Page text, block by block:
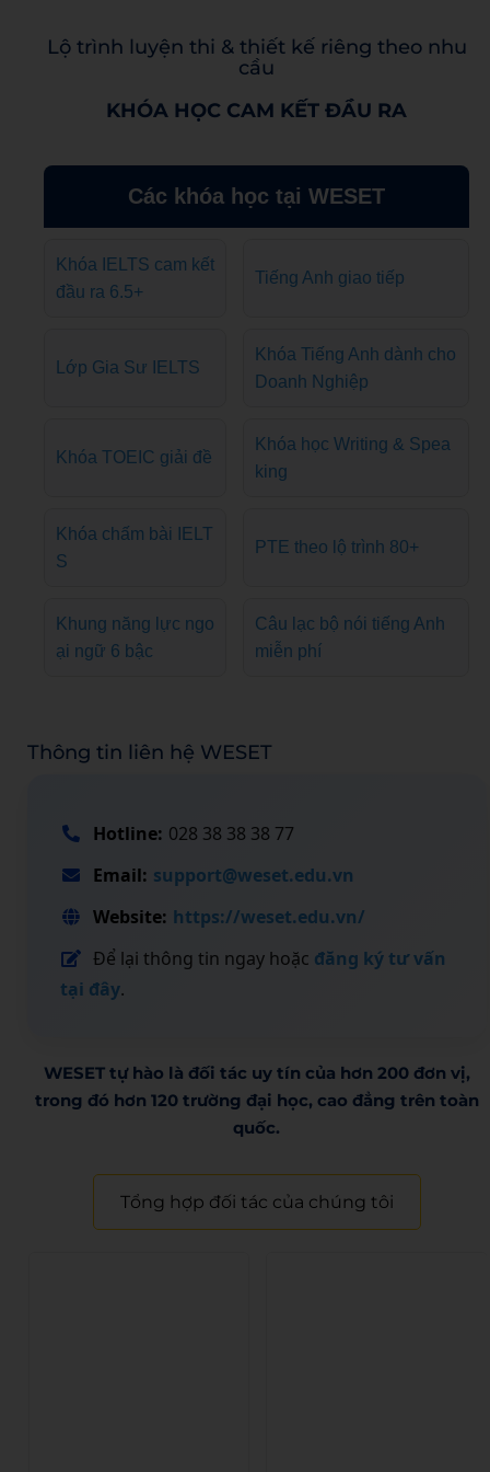
Lộ trình luyện thi & thiết kế riêng theo nhu
cầu
KHÓA HỌC CAM KẾT ĐẦU RA
Các khóa học tại WESET
Khóa IELTS cam kết
đầu ra 6.5+
Tiếng Anh giao tiếp
Lớp Gia Sư IELTS
Khóa Tiếng Anh dành cho
Doanh Nghiệp
Khóa TOEIC giải đề
Khóa học Writing & Spea
king
Khóa chấm bài IELT
S
PTE theo lộ trình 80+
Khung năng lực ngo
ại ngữ 6 bậc
Câu lạc bộ nói tiếng Anh
miễn phí
Thông tin liên hệ WESET
Hotline: 028 38 38 38 77
Email: support@weset.edu.vn
Website: https://weset.edu.vn/
Để lại thông tin ngay hoặc đăng ký tư vấn
tại đây.
WESET tự hào là đối tác uy tín của hơn 200 đơn vị,
trong đó hơn 120 trường đại học, cao đẳng trên toàn
quốc.​
Tổng hợp đối tác của chúng tôi